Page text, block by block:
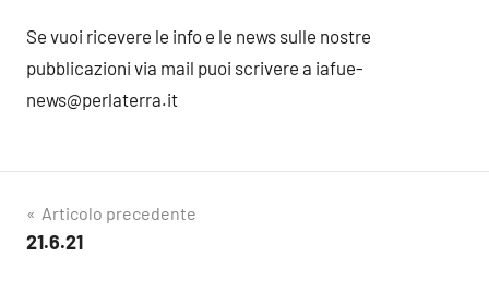
Se vuoi ricevere le info e le news sulle nostre
pubblicazioni via mail puoi scrivere a iafue-
news@perlaterra.it
Navigazione
articoli
Articolo precedente
21.6.21